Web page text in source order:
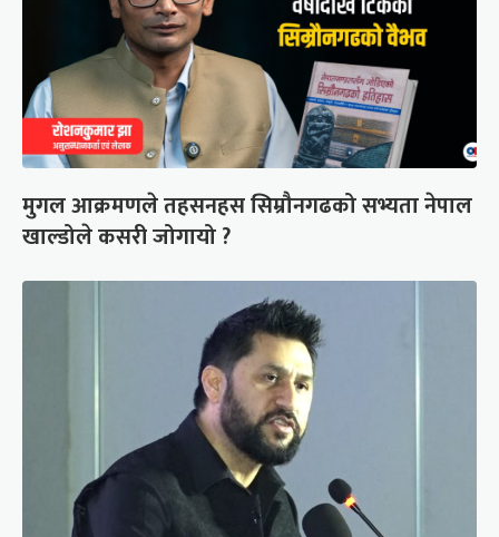
मुगल आक्रमणले तहसनहस सिम्रौनगढको सभ्यता नेपाल
खाल्डोले कसरी जोगायो ?